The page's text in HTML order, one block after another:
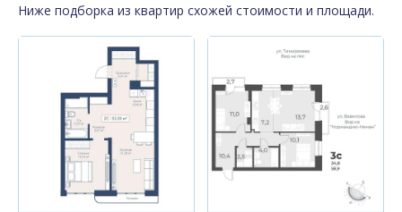
Ниже подборка из квартир схожей стоимости и площади.